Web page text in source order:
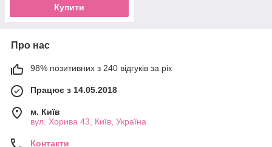
Купити
Про нас
98% позитивних з 240 відгуків за рік
Працює з 14.05.2018
м. Київ
вул. Хорива 43, Київ, Україна
Контакти